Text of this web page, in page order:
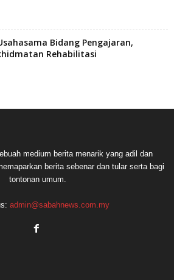
Bidang Pengajaran,
Rehabilitasi
medium berita menarik yang adil dan
berita sebenar dan tular serta bagi
tontonan umum.
admin@sabahnews.com.my